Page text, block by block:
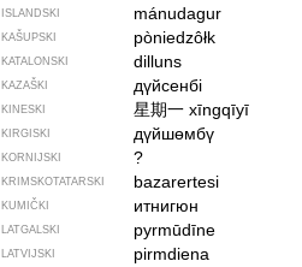
ISLANDSKI mánudagur
KAŠUPSKI pòniedzôłk
KATALONSKI dilluns
KAZAŠKI дүйсенбі
KINESKI 星期一xīngqīyī
KIRGISKI дүйшөмбү
KORNIJSKI ?
KRIMSKOTATARSKI bazarertesi
KUMIČKI итнигюн
LATGALSKI pyrmūdīne
LATVIJSKI pirmdiena